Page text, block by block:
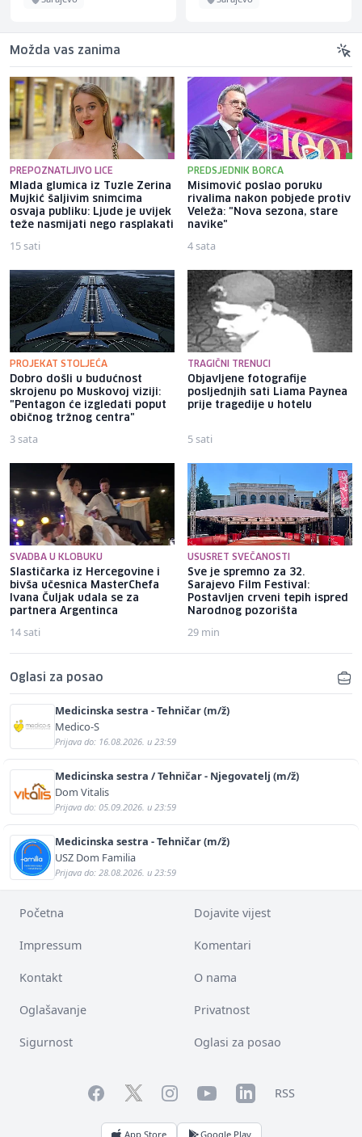
Možda vas zanima
PREPOZNATLJIVO LICE
Mlada glumica iz Tuzle Zerina
Mujkić šaljivim snimcima
osvaja publiku: Ljude je uvijek
teže nasmijati nego rasplakati
15 sati
PREDSJEDNIK BORCA
Misimović poslao poruku
rivalima nakon pobjede protiv
Veleža: "Nova sezona, stare
navike"
4 sata
PROJEKAT STOLJEĆA
Dobro došli u budućnost
skrojenu po Muskovoj viziji:
"Pentagon će izgledati poput
običnog tržnog centra"
3 sata
TRAGIČNI TRENUCI
Objavljene fotografije
posljednjih sati Liama ​​Paynea
prije tragedije u hotelu
5 sati
SVADBA U KLOBUKU
Slastičarka iz Hercegovine i
bivša učesnica MasterChefa
Ivana Čuljak udala se za
partnera Argentinca
14 sati
USUSRET SVEČANOSTI
Sve je spremno za 32.
Sarajevo Film Festival:
Postavljen crveni tepih ispred
Narodnog pozorišta
29 min
Oglasi za posao
Medicinska sestra - Tehničar (m/ž)
Medico-S
Prijava do: 16.08.2026. u 23:59
Medicinska sestra / Tehničar - Njegovatelj (m/ž)
Dom Vitalis
Prijava do: 05.09.2026. u 23:59
Medicinska sestra - Tehničar (m/ž)
USZ Dom Familia
Prijava do: 28.08.2026. u 23:59
Početna Dojavite vijest
Impressum Komentari
Kontakt O nama
Oglašavanje Privatnost
Sigurnost Oglasi za posao
FacebookTwitterInstagramYouTubeLinkedInRSS
App Store Google Play